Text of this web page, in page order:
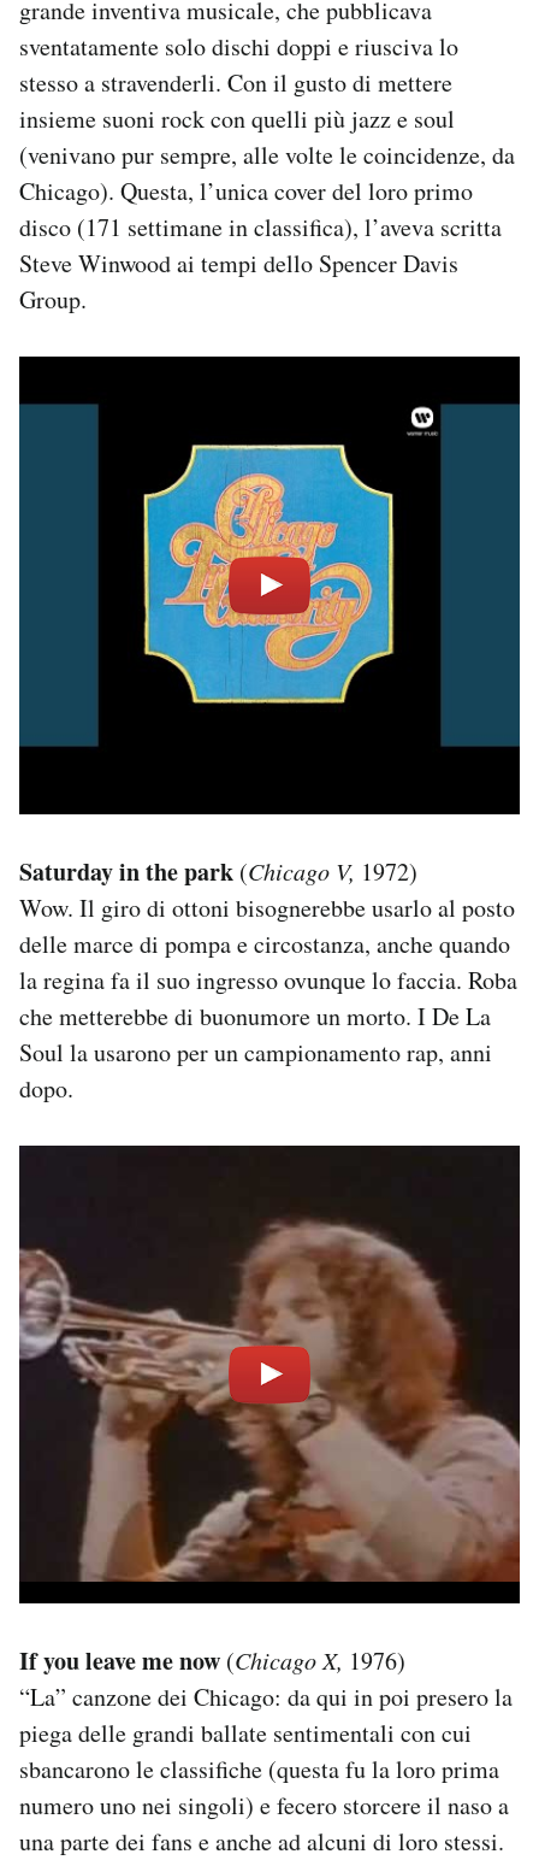
grande inventiva musicale, che pubblicava
sventatamente solo dischi doppi e riusciva lo
stesso a stravenderli. Con il gusto di mettere
insieme suoni rock con quelli più jazz e soul
(venivano pur sempre, alle volte le coincidenze, da
Chicago). Questa, l’unica cover del loro primo
disco (171 settimane in classifica), l’aveva scritta
Steve Winwood ai tempi dello Spencer Davis
Group.
Saturday in the park (Chicago V, 1972)
Wow. Il giro di ottoni bisognerebbe usarlo al posto
delle marce di pompa e circostanza, anche quando
la regina fa il suo ingresso ovunque lo faccia. Roba
che metterebbe di buonumore un morto. I De La
Soul la usarono per un campionamento rap, anni
dopo.
If you leave me now (Chicago X, 1976)
“La” canzone dei Chicago: da qui in poi presero la
piega delle grandi ballate sentimentali con cui
sbancarono le classifiche (questa fu la loro prima
numero uno nei singoli) e fecero storcere il naso a
una parte dei fans e anche ad alcuni di loro stessi.